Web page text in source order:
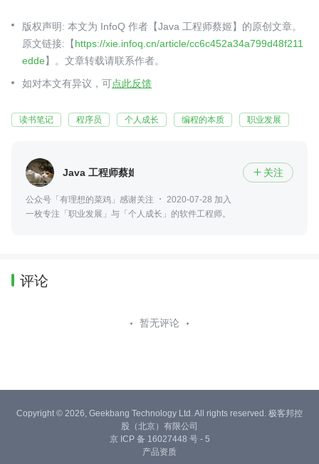
版权声明: 本文为 InfoQ 作者【Java 工程师蔡姬】的原创文章。
原文链接:【https://xie.infoq.cn/article/cc6c452a34a799d48f211
edde】。文章转载请联系作者。
如对本文有异议，可点此反馈
读书笔记 程序员 个人成长 编程的本质 职业发展
Java 工程师蔡姬  关注
公众号「有理想的菜鸡」感谢关注
2020-07-28 加入
一枚专注「职业发展」与「个人成长」的软件工程师。
评论
暂无评论
Copyright © 2026, Geekbang Technology Ltd. All rights reserved. 极客邦控
股（北京）有限公司
京 ICP 备 16027448 号 - 5
产品资质